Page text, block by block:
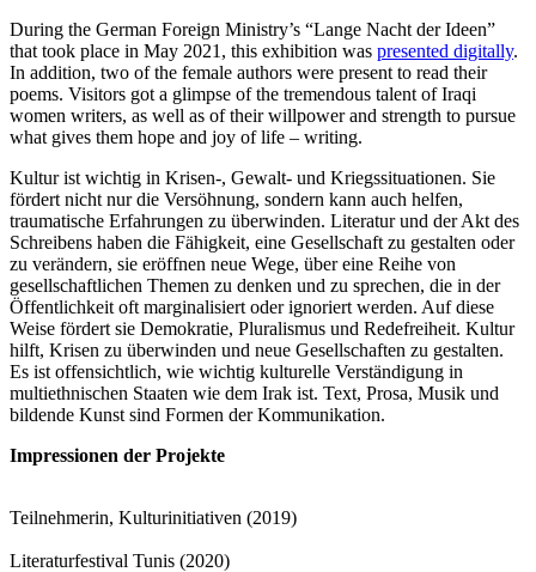
During the German Foreign Ministry’s “Lange Nacht der Ideen”
that took place in May 2021, this exhibition was presented digitally.
In addition, two of the female authors were present to read their
poems. Visitors got a glimpse of the tremendous talent of Iraqi
women writers, as well as of their willpower and strength to pursue
what gives them hope and joy of life – writing.
Kultur ist wichtig in Krisen-, Gewalt- und Kriegssituationen. Sie
fördert nicht nur die Versöhnung, sondern kann auch helfen,
traumatische Erfahrungen zu überwinden. Literatur und der Akt des
Schreibens haben die Fähigkeit, eine Gesellschaft zu gestalten oder
zu verändern, sie eröffnen neue Wege, über eine Reihe von
gesellschaftlichen Themen zu denken und zu sprechen, die in der
Öffentlichkeit oft marginalisiert oder ignoriert werden. Auf diese
Weise fördert sie Demokratie, Pluralismus und Redefreiheit. Kultur
hilft, Krisen zu überwinden und neue Gesellschaften zu gestalten.
Es ist offensichtlich, wie wichtig kulturelle Verständigung in
multiethnischen Staaten wie dem Irak ist. Text, Prosa, Musik und
bildende Kunst sind Formen der Kommunikation.
Impressionen der Projekte
Teilnehmerin, Kulturinitiativen (2019)
Literaturfestival Tunis (2020)